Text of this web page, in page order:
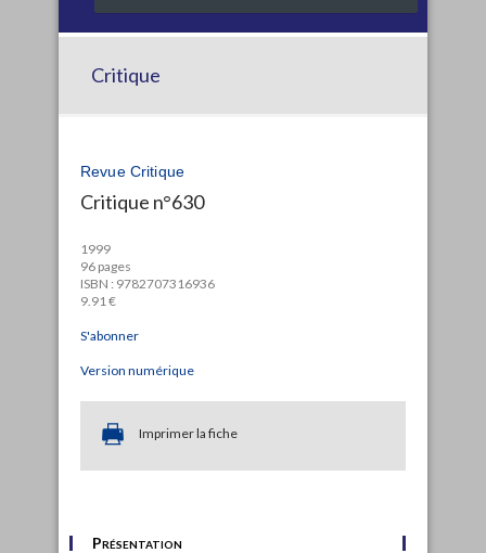
Critique
Revue Critique
Critique n°630
1999
96 pages
ISBN : 9782707316936
9.91 €
S'abonner
Version numérique
Imprimer la fiche
Présentation